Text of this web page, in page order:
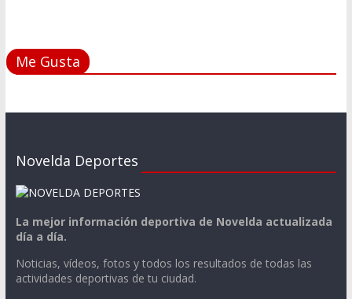
Me Gusta
Novelda Deportes
La mejor información deportiva de Novelda actualizada
día a día.
Noticias, vídeos, fotos y todos los resultados de todas las
actividades deportivas de tu ciudad.